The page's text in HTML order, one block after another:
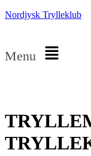
Nordjysk Trylleklub
Menu